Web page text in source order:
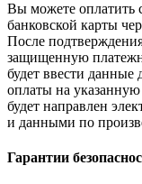
Вы можете оплатить
банковской карты
После
защищенную
будет ввести данные
оплаты на
будет направлен
и данными по
Гарантии